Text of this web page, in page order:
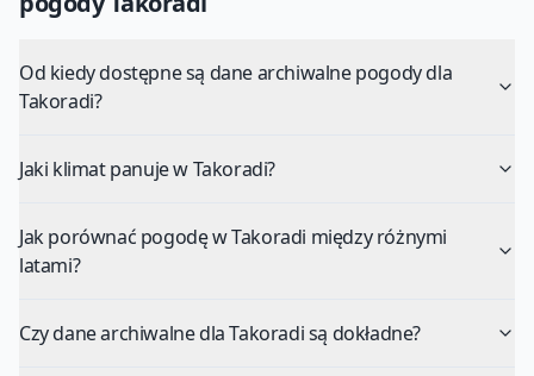
Od kiedy dostępne są dane archiwalne pogody dla
Takoradi?
Jaki klimat panuje w Takoradi?
Jak porównać pogodę w Takoradi między różnymi
latami?
Czy dane archiwalne dla Takoradi są dokładne?